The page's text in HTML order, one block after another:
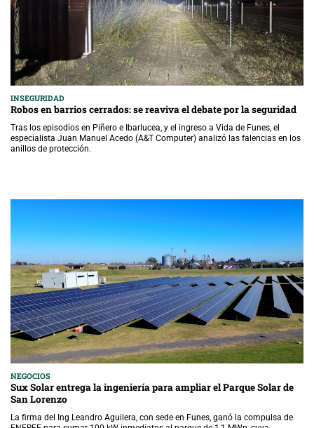
INSEGURIDAD
Robos en barrios cerrados: se reaviva el debate por la seguridad
Tras los episodios en Piñero e Ibarlucea, y el ingreso a Vida de Funes, el
especialista Juan Manuel Acedo (A&T Computer) analizó las falencias en los
anillos de protección.
NEGOCIOS
Sux Solar entrega la ingeniería para ampliar el Parque Solar de
San Lorenzo
La firma del Ing Leandro Aguilera, con sede en Funes, ganó la compulsa de